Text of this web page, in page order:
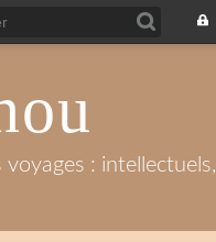
: intellectuels,